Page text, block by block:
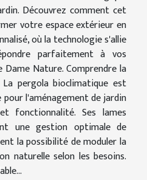
Découvrez comment cet
votre espace extérieur en
où la technologie s'allie
parfaitement à vos
Nature. Comprendre la
pergola bioclimatique est
l'aménagement de jardin
fonctionnalité. Ses lames
une gestion optimale de
la possibilité de moduler la
naturelle selon les besoins.